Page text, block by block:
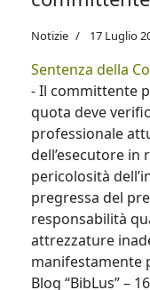
Notizie 17 Luglio
Sentenza della
- Il committente
quota deve
professionale
dell’esecutore
pericolosità
pregressa del
responsabilità
attrezzature
manifestamente
Blog “BibLus” –